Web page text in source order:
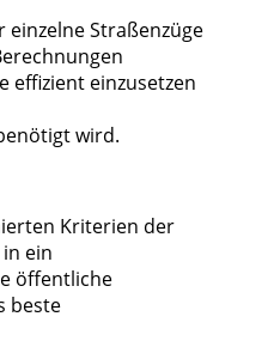
Straßenzüge
efﬁzient einzusetzen
wird.
Kriterien der
ein
öffentliche
beste